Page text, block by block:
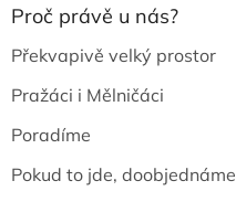
Proč právě u nás?
Překvapivě velký prostor
Pražáci i Mělničáci
Poradíme
Pokud to jde, doobjednáme